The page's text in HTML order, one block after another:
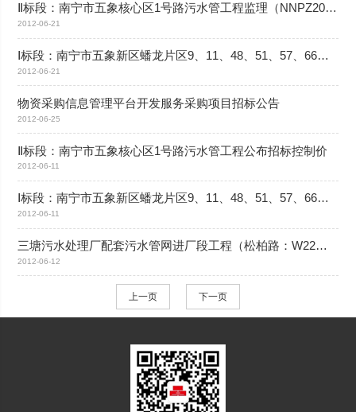
Ⅱ标段：南宁市五象核心区1号路污水管工程监理（NNPZ2011-371C-2）中标公示
2012-06-21
Ⅰ标段：南宁市五象新区蟠龙片区9、11、48、51、57、66号路污水管工程监理（NNPZ2011-371C-1）中标公示
2012-06-21
物资采购信息管理平台开发服务采购项目招标公告
2012-06-25
Ⅱ标段：南宁市五象核心区1号路污水管工程公布招标控制价
2012-06-11
Ⅰ标段：南宁市五象新区蟠龙片区9、11、48、51、57、66号路污水管工程公布招标控制价
2012-06-11
三塘污水处理厂配套污水管网进厂段工程（松柏路：W22～W27段，兴工路三期及规划四路：S8～W24段）施工招标公告
2012-06-12
上一页 下一页